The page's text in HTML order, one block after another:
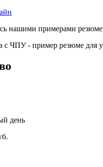
нашими примерами резюме
день